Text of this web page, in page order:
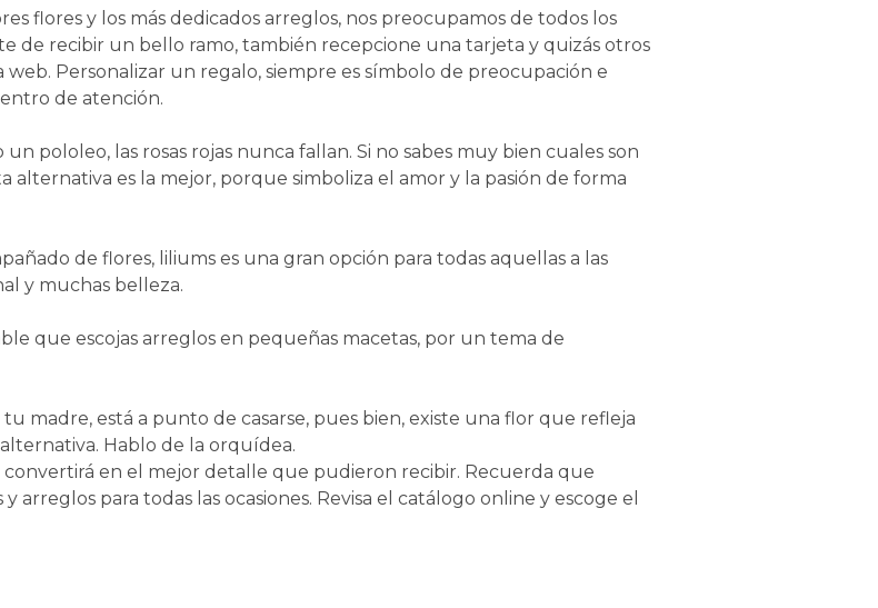
flores y los más dedicados arreglos, nos preocupamos de todos los
de recibir un bello ramo, también recepcione una tarjeta y quizás otros
Personalizar un regalo, siempre es símbolo de preocupación e
de atención.
pololeo, las rosas rojas nunca fallan. Si no sabes muy bien cuales son
alternativa es la mejor, porque simboliza el amor y la pasión de forma
de flores, liliums es una gran opción para todas aquellas a las
y muchas belleza.
que escojas arreglos en pequeñas macetas, por un tema de
madre, está a punto de casarse, pues bien, existe una flor que refleja
Hablo de la orquídea.
convertirá en el mejor detalle que pudieron recibir. Recuerda que
arreglos para todas las ocasiones. Revisa el catálogo online y escoge el